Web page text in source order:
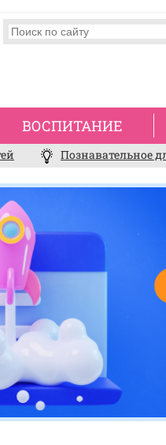
ВОСПИТАНИЕ
Познавательное